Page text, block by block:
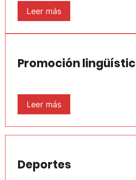
Leer más
Promoción
Leer más
Deportes